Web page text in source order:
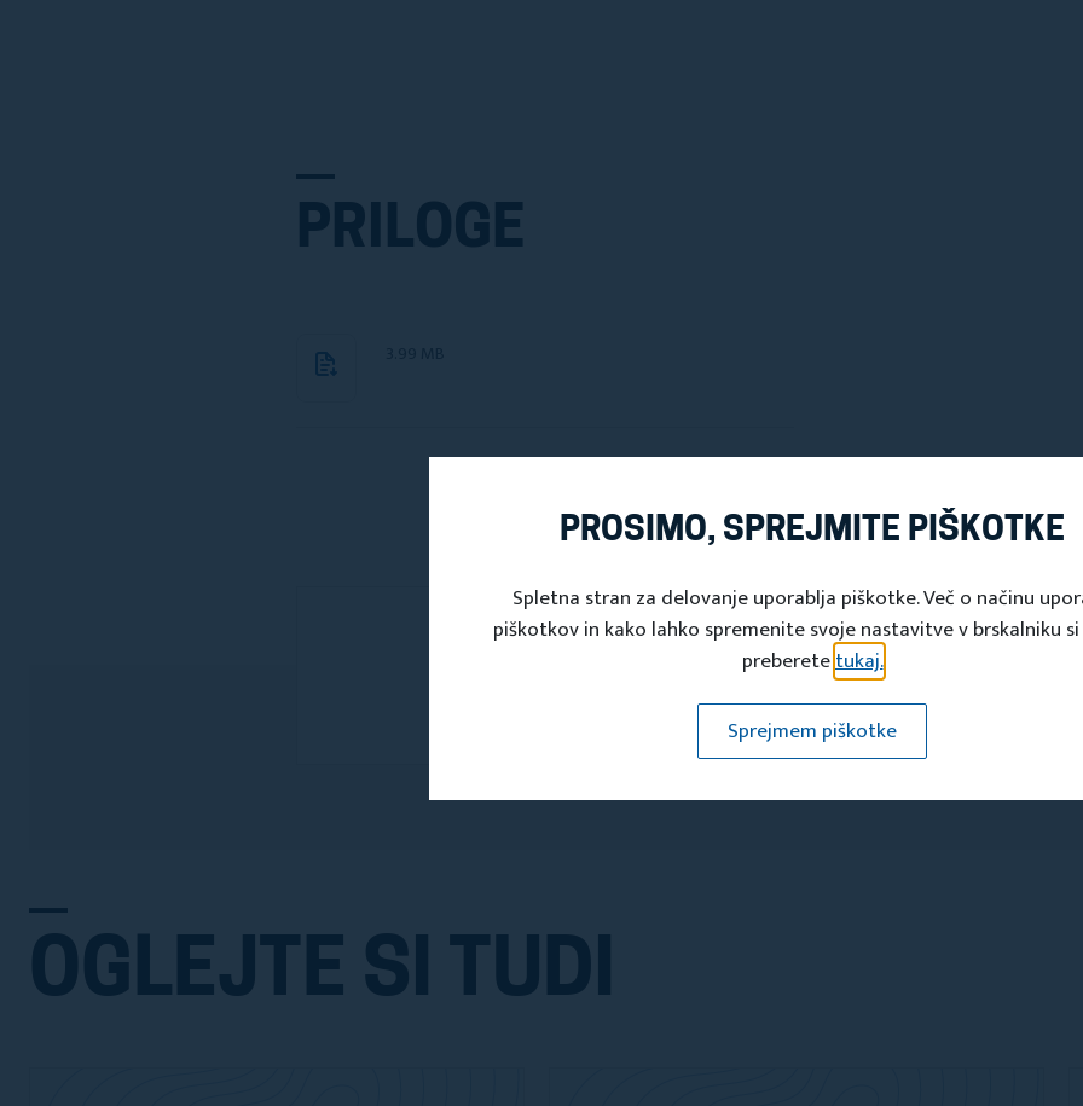
PRILOGE
Deli s prijatelji
OGLEJTE SI TUDI
PROSIMO, SPREJMITE PIŠKOTKE
Spletna stran za delovanje uporablja piškotke. Več o načinu
piškotkov in kako lahko spremenite svoje nastavitve v brskalniku
preberetetukaj.
Sprejmem piškotke